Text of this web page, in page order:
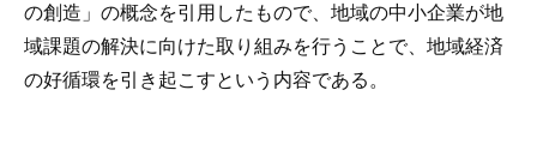
の創造」の概念を引用したもので、地域の中小企業が地
域課題の解決に向けた取り組みを行うことで、地域経済
の好循環を引き起こすという内容である。